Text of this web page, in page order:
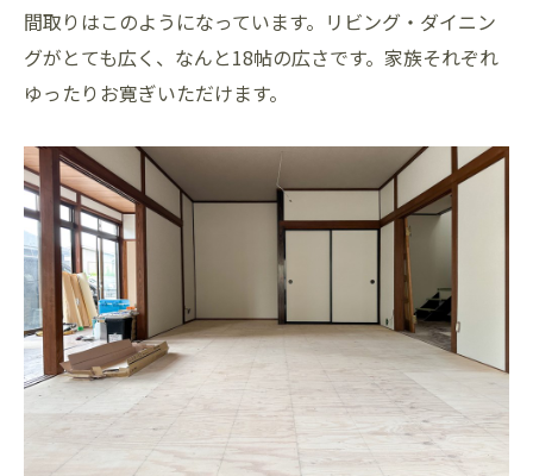
間取りはこのようになっています。リビング・ダイニン
グがとても広く、なんと18帖の広さです。家族それぞれ
ゆったりお寛ぎいただけます。